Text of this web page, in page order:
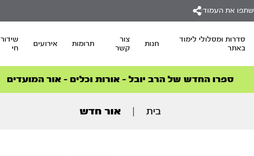
שתפו את העמוד:
סדרות ומסלולי לימוד
באתר
חנות
צור
קשר
תרומות אירועים
שידור
חי
סדרות הפודקאסטים
הסדרה המובילה החודש – דרך המלך
ספרו החדש של הרב יובל – אורות וכלים – אור המועדים
הצטרפו למהפכת הבריאות הטבעית >
סדרות הפודקאסטים
הסדרה המובילה החודש – דרך המלך
בית אור חדש